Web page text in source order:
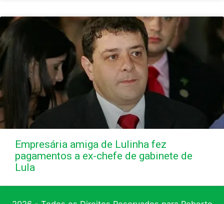
Empresária amiga de Lulinha fez
pagamentos a ex-chefe de gabinete de
Lula